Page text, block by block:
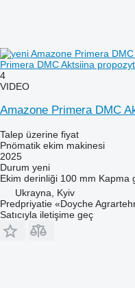
Primera DMC Aktsiina
4
VIDEO
Amazone Primera DMC
Talep üzerine fiyat
Pnömatik ekim makinesi
2025
Durum yeni
Ekim derinliği 100 mm Kapma
Ukrayna, Kyiv
Predpriyatie «Doyche
Satıcıyla iletişime geç